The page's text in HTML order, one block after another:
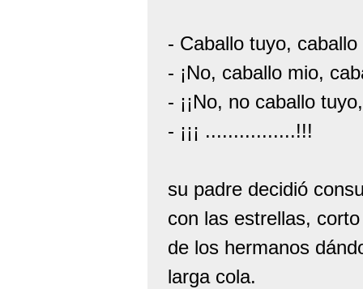
- Caballo tuyo, caballo
- ¡No, caballo mio,
- ¡¡No, no caballo
- ¡¡¡ ................!!!
su padre decidió
con las estrellas,
de los hermanos
larga cola.